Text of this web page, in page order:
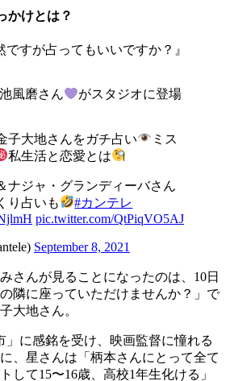
かけとは？
ですが占ってもいいですか？』
風磨さん がスタジオに登場
子大地さんをガチ占い
ミス
私生活と恋愛とは
ナジャ・グランディーバさん
り占いも
#カンテレ
pic.twitter.com/QtPiqVO5AJ
September 8, 2021
さんが見ることになったのは、10日
隣に座っていただけませんか？」で
大地さん。
」に感銘を受け、映画監督に憧れる
、星さんは「柄本さんにとって全て
して15〜16歳、高校1年生化ける」